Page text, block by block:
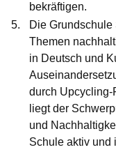
bekräftigen.
DieGrundschule
Themen
in Deutsch und
durch Upcycling-
liegt der
und
Schule aktiv und